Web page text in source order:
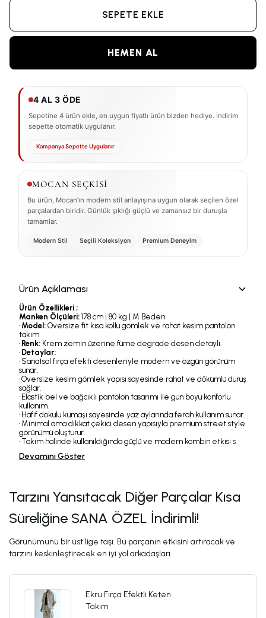
SEPETE EKLE
HEMEN AL
4 AL 3 ÖDE
Sepetine 4 ürün ekle, en uygun fiyatlı ürün bizden hediye. İndirim
sepette otomatik uygulanır.
Kampanya Sepette Uygulanır
MOCAN SEÇKİSİ
Bu ürün, Mocan’ın modern stil anlayışına uygun olarak seçilen özel
parçalardan biridir. Günlük şıklığı güçlü ve zamansız bir duruşla
tamamlar.
Modern Stil Seçili Koleksiyon Premium Deneyim
Ürün Açıklaması
Ürün Özellikleri ;
Manken Ölçüleri: 178 cm | 80 kg | M Beden
• Model: Oversize fit kısa kollu gömlek ve rahat kesim pantolon
takım.
• Renk: Krem zemin üzerine füme degrade desen detaylı.
• Detaylar:
• Sanatsal fırça efekti desenleriyle modern ve özgün görünüm
sunar.
• Oversize kesim gömlek yapısı sayesinde rahat ve dökümlü duruş
sağlar.
• Elastik bel ve bağcıklı pantolon tasarımı ile gün boyu konforlu
kullanım.
• Hafif dokulu kumaşı sayesinde yaz aylarında ferah kullanım sunar.
• Minimal ama dikkat çekici desen yapısıyla premium street style
görünümü oluşturur.
• Takım halinde kullanıldığında güçlü ve modern kombin etkisi s
Devamını Göster
Tarzını Yansıtacak Diğer Parçalar Kısa
Süreliğine SANA ÖZEL İndirimli!
Görünümünü bir üst lige taşı. Bu parçanın etkisini artıracak ve
tarzını keskinleştirecek en iyi yol arkadaşları.
Ekru Fırça Efektli Keten
Takım